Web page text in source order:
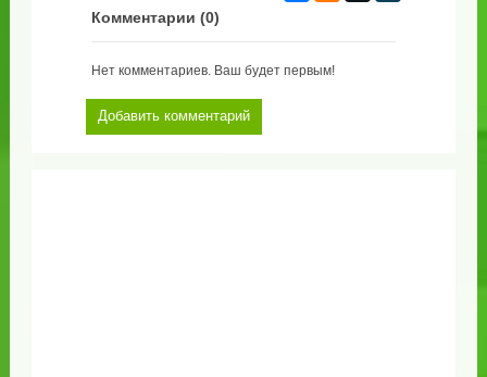
Комментарии (0)
Нет комментариев. Ваш будет первым!
Добавить комментарий